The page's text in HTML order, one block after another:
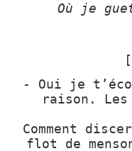
Où je
- Oui je
raison.
Comment
flot de